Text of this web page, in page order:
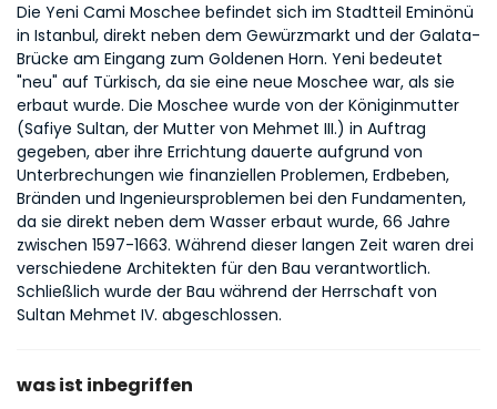
Die Yeni Cami Moschee befindet sich im Stadtteil Eminönü
in Istanbul, direkt neben dem Gewürzmarkt und der Galata-
Brücke am Eingang zum Goldenen Horn. Yeni bedeutet
"neu" auf Türkisch, da sie eine neue Moschee war, als sie
erbaut wurde. Die Moschee wurde von der Königinmutter
(Safiye Sultan, der Mutter von Mehmet III.) in Auftrag
gegeben, aber ihre Errichtung dauerte aufgrund von
Unterbrechungen wie finanziellen Problemen, Erdbeben,
Bränden und Ingenieursproblemen bei den Fundamenten,
da sie direkt neben dem Wasser erbaut wurde, 66 Jahre
zwischen 1597-1663. Während dieser langen Zeit waren drei
verschiedene Architekten für den Bau verantwortlich.
Schließlich wurde der Bau während der Herrschaft von
Sultan Mehmet IV. abgeschlossen.
was ist inbegriffen